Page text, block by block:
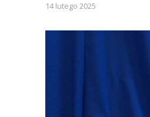
14 lutego 2025